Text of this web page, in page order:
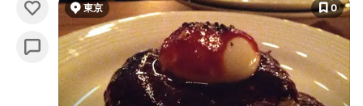
東京 0